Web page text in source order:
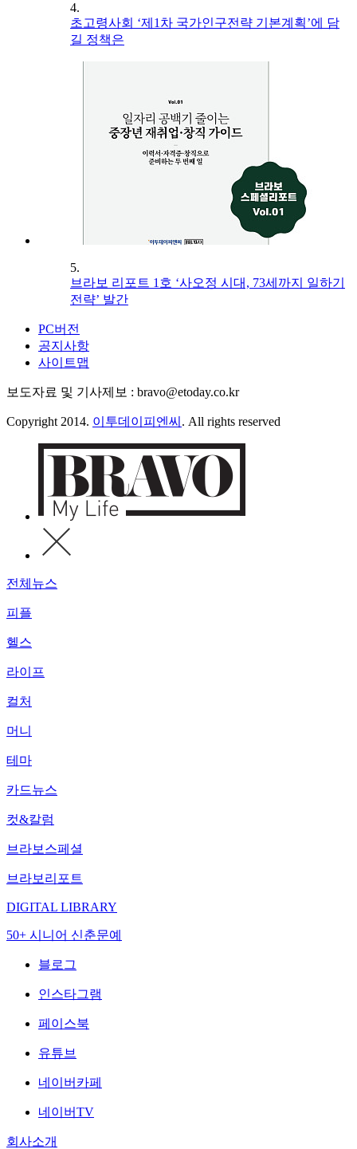
4.
초고령사회 ‘제1차 국가인구전략 기본계획’에 담
길 정책은
5.
브라보 리포트 1호 ‘사오정 시대, 73세까지 일하기
전략’ 발간
PC버전
공지사항
사이트맵
보도자료 및 기사제보 : bravo@etoday.co.kr
Copyright 2014. 이투데이피엔씨 . All rights reserved
전체뉴스
피플
헬스
라이프
컬처
머니
테마
카드뉴스
컷&칼럼
브라보스페셜
브라보리포트
DIGITAL LIBRARY
50+ 시니어 신춘문예
블로그
인스타그램
페이스북
유튜브
네이버카페
네이버TV
회사소개